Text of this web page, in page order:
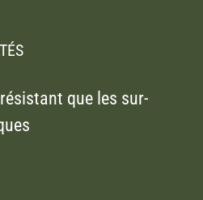
que les sur-